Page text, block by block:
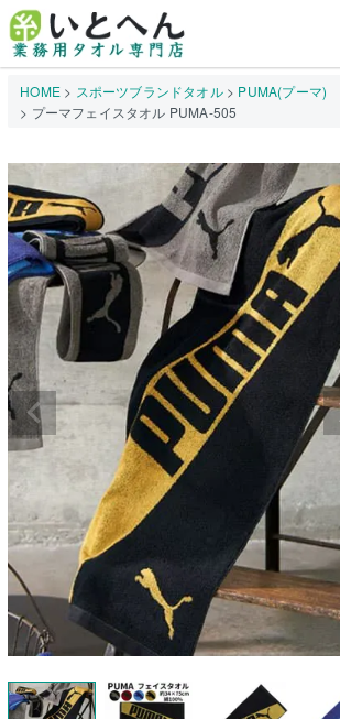
HOME スポーツブランドタオル
PUMA(プーマ)
プーマフェイスタオル PUMA-505